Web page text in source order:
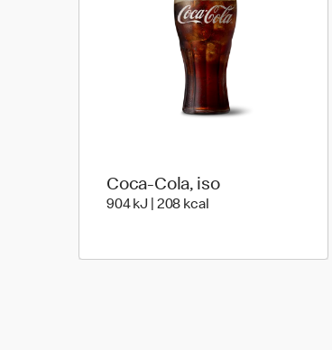
Coca-Cola, iso
904 kJ | 208 kcal